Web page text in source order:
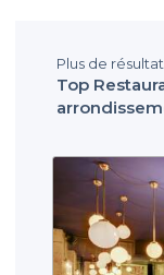
Plus de
Top